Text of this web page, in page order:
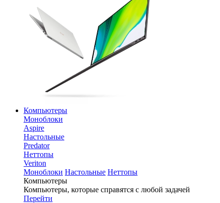
Компьютеры
Моноблоки
Aspire
Настольные
Predator
Неттопы
Veriton
Моноблоки Настольные Неттопы
Компьютеры
Компьютеры, которые справятся с любой задачей
Перейти